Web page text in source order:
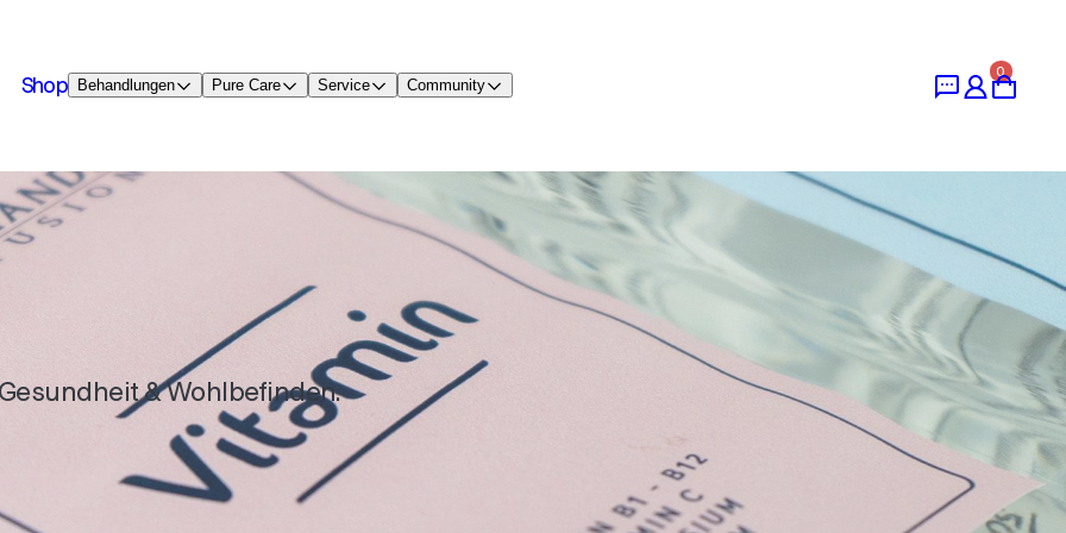
Shop Behandlungen Pure Care Service Community
& Wohlbefinden.